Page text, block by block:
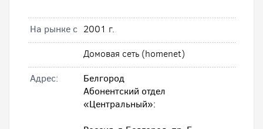
На рынке с 2001 г.
Домовая сеть (homenet)
Адрес:
Белгород
Абонентский отдел
«Центральный»: